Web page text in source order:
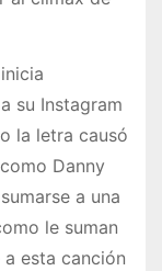
su Instagram
la letra causó
Danny
a una
le suman
esta canción